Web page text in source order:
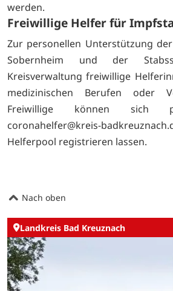
werden.
Freiwillige Helfer für
Zur personellen Unterstützung
Sobernheim und der
Kreisverwaltung freiwillige
medizinischen Berufen oder
Freiwillige können
coronahelfer@kreis-
Helferpool registrieren lassen.
Nach oben
Landkreis Bad Kreuznach